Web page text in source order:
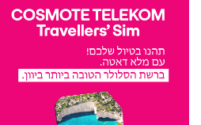
נקח את זה משם עד לחופשה שלכם ביוון.